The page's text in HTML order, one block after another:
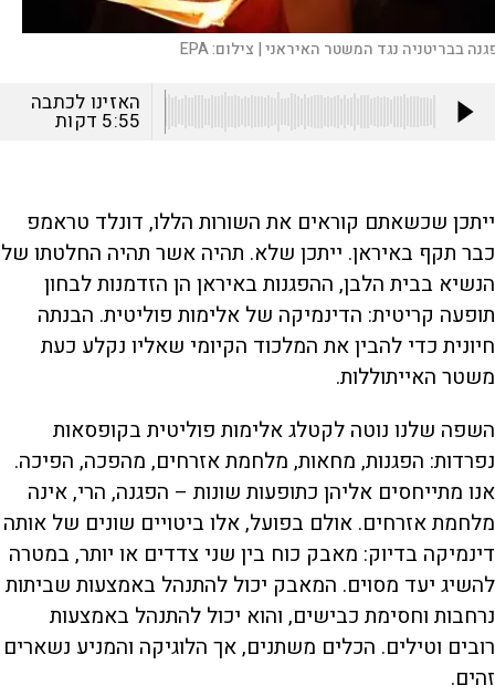
בבריטניה נגד המשטר האיראני | צילום:EPA
האזינו לכתבה
5:55 דקות
ייתכן שכשאתם קוראים את השורות הללו, דונלד טראמפ
כבר תקף באיראן. ייתכן שלא. תהיה אשר תהיה החלטתו של
הנשיא בבית הלבן, ההפגנות באיראן הן הזדמנות לבחון
תופעה קריטית: הדינמיקה של אלימות פוליטית. הבנתה
חיונית כדי להבין את המלכוד הקיומי שאליו נקלע כעת
משטר האייתוללות.
השפה שלנו נוטה לקטלג אלימות פוליטית בקופסאות
נפרדות: הפגנות, מחאות, מלחמת אזרחים, מהפכה, הפיכה.
אנו מתייחסים אליהן כתופעות שונות – הפגנה, הרי, אינה
מלחמת אזרחים. אולם בפועל, אלו ביטויים שונים של אותה
דינמיקה בדיוק: מאבק כוח בין שני צדדים או יותר, במטרה
להשיג יעד מסוים. המאבק יכול להתנהל באמצעות שביתות
נרחבות וחסימת כבישים, והוא יכול להתנהל באמצעות
רובים וטילים. הכלים משתנים, אך הלוגיקה והמניע נשארים
זהים.